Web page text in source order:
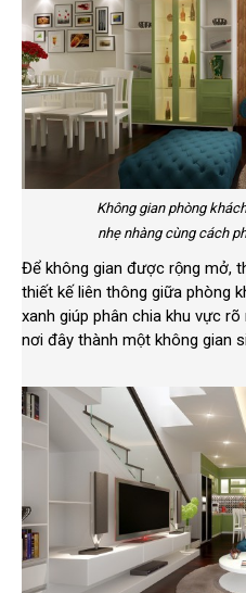
Không gian phòng khách
nhẹ nhàng cùng cách
Để không gian được rộng mở,
thiết kế liên thông giữa phòng
xanh giúp phân chia khu vực
nơi đây thành một không gian